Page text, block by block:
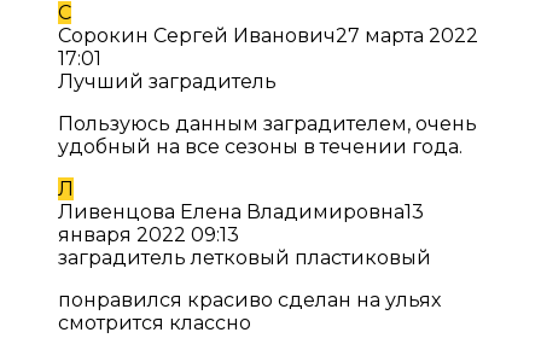
С
Сорокин Сергей Иванович27 марта 2022
17:01
Лучший заградитель
Пользуюсь данным заградителем, очень
удобный на все сезоны в течении года.
Л
Ливенцова Елена Владимировна13
января 2022 09:13
заградитель летковый пластиковый
понравился красиво сделан на ульях
смотрится классно